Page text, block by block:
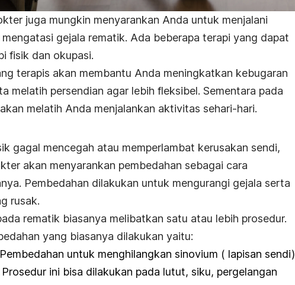
juga mungkin menyarankan Anda untuk menjalani
gejala rematik. Ada beberapa terapi yang dapat
fisik dan okupasi.
terapis akan membantu Anda meningkatkan kebugaran
melatih persendian agar lebih fleksibel. Sementara pada
melatih Anda menjalankan aktivitas sehari-hari.
gagal mencegah atau memperlambat kerusakan sendi,
akan menyarankan pembedahan sebagai cara
Pembedahan dilakukan untuk mengurangi gejala serta
rusak.
rematik biasanya melibatkan satu atau lebih prosedur.
yang biasanya dilakukan yaitu:
Pembedahan untuk menghilangkan sinovium ( lapisan sendi)
ini bisa dilakukan pada lutut, siku, pergelangan